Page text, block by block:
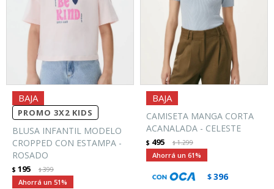
PROMO 3X2 KIDS
BLUSA INFANTIL MODELO
CROPPED CON ESTAMPA -
ROSADO
$ 195 $399
51
CAMISETA MANGA CORTA
ACANALADA - CELESTE
$ 495 $1.299
61
$396